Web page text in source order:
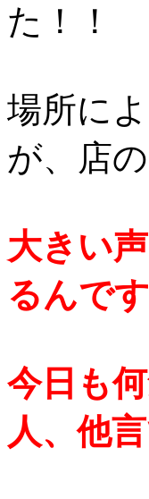
た！！
場所に
が、店
大きい
るんで
今日も
人、他